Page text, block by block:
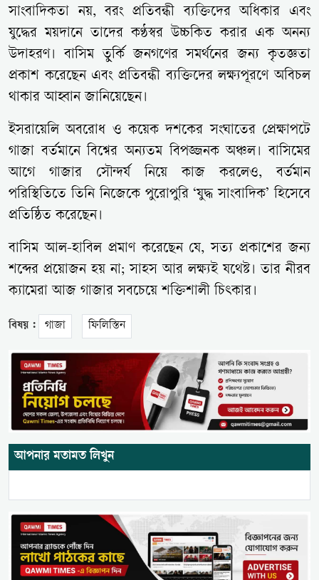
সাংবাদিকতা নয়, বরং প্রতিবন্ধী ব্যক্তিদের অধিকার এবং
যুদ্ধের ময়দানে তাদের কণ্ঠস্বর উচ্চকিত করার এক অনন্য
উদাহরণ। বাসিম তুর্কি জনগণের সমর্থনের জন্য কৃতজ্ঞতা
প্রকাশ করেছেন এবং প্রতিবন্ধী ব্যক্তিদের লক্ষ্যপূরণে অবিচল
থাকার আহ্বান জানিয়েছেন।
ইসরায়েলি অবরোধ ও কয়েক দশকের সংঘাতের প্রেক্ষাপটে
গাজা বর্তমানে বিশ্বের অন্যতম বিপজ্জনক অঞ্চল। বাসিমের
আগে গাজার সৌন্দর্য নিয়ে কাজ করলেও, বর্তমান
পরিস্থিতিতে তিনি নিজেকে পুরোপুরি ‘যুদ্ধ সাংবাদিক’ হিসেবে
প্রতিষ্ঠিত করেছেন।
বাসিম আল-হাবিল প্রমাণ করেছেন যে, সত্য প্রকাশের জন্য
শব্দের প্রয়োজন হয় না; সাহস আর লক্ষ্যই যথেষ্ট। তার নীরব
ক্যামেরা আজ গাজার সবচেয়ে শক্তিশালী চিৎকার।
বিষয় : গাজা ফিলিস্তিন
আপনার মতামত লিখুন